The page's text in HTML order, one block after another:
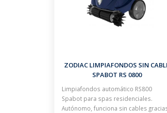
ZODIAC LIMPIAFONDOS SIN
SPABOT RS 0800
Limpiafondos automático RS800
Spabot para spas residenciales.
Autónomo, funciona sin cables